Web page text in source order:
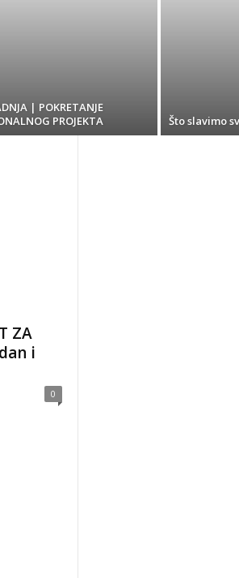
| POKRETANJE
PROJEKTA
Što slavimo
ZA
i
0